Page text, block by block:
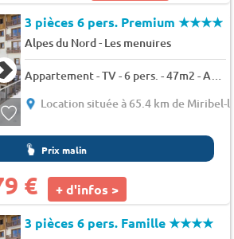
3 pièces 6 pers. Premium★★★★
Alpes du Nord- Les menuires
Appartement - TV - 6 pers. - 47m2 - Animaux admis
Location située à 65.4 km de Miribel-
Prix malin
€ + d'infos >
3 pièces 6 pers. Famille★★★★